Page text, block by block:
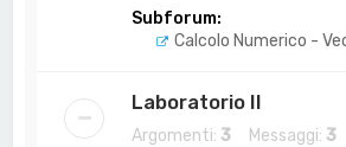
Subforum:
Calcolo Numerico -
Laboratorio II
Argomenti: 3 Messaggi: 3